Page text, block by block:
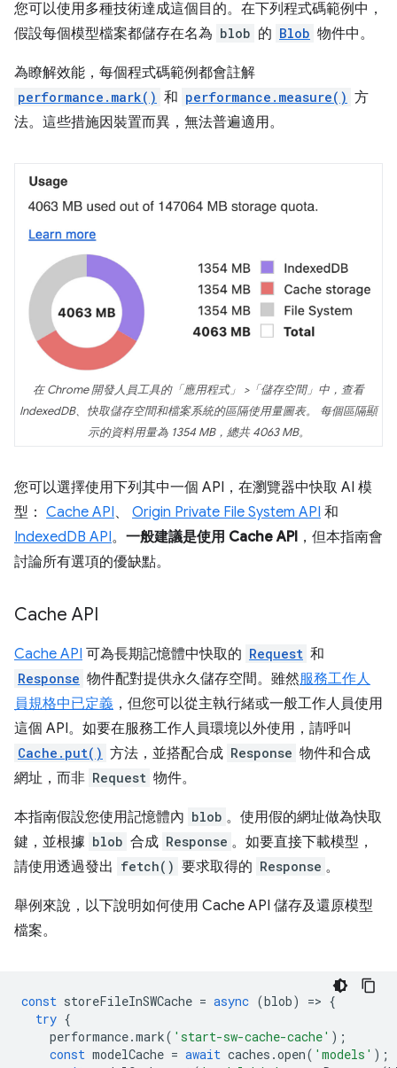
您可以使用多種技術達成這個目的。在下列程式碼範例中，
假設每個模型檔案都儲存在名為 blob 的 Blob 物件中。
為瞭解效能，每個程式碼範例都會註解
performance.mark() 和 performance.measure() 方
法。這些措施因裝置而異，無法普遍適用。
在 Chrome 開發人員工具的「應用程式」 >「儲存空間」 中，查看
IndexedDB、快取儲存空間和檔案系統的區隔使用量圖表。 每個區隔顯
示的資料用量為 1354 MB，總共 4063 MB。
您可以選擇使用下列其中一個 API，在瀏覽器中快取 AI 模
型： Cache API、 Origin Private File System API 和
IndexedDB API。 一般建議是使用 Cache API ，但本指南會
討論所有選項的優缺點。
Cache API
Cache API 可為長期記憶體中快取的 Request 和
Response 物件配對提供永久儲存空間。雖然服務工作人
員規格中已定義 ，但您可以從主執行緒或一般工作人員使用
這個 API。如要在服務工作人員環境以外使用，請呼叫
Cache.put() 方法，並搭配合成 Response 物件和合成
網址，而非 Request 物件。
本指南假設您使用記憶體內 blob 。使用假的網址做為快取
鍵，並根據 blob 合成 Response 。如要直接下載模型，
請使用透過發出 fetch() 要求取得的 Response 。
舉例來說，以下說明如何使用 Cache API 儲存及還原模型
檔案。
const storeFileInSWCache = async (blob) => {
try {
performance.mark( 'start-sw-cache-cache' );
const modelCache = await caches .open( 'models' );